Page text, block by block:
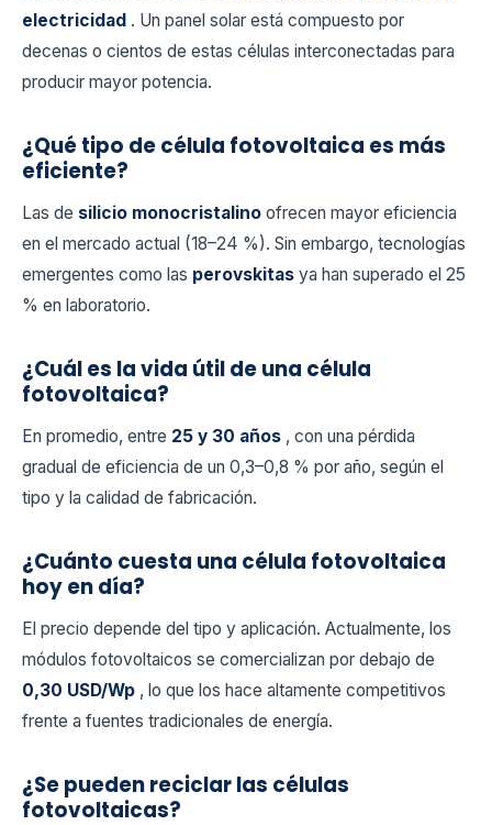
electricidad . Un panel solar está compuesto por
decenas o cientos de estas células interconectadas para
producir mayor potencia.
¿Qué tipo de célula fotovoltaica es más
eficiente?
Las de silicio monocristalino ofrecen mayor eficiencia
en el mercado actual (18–24 %). Sin embargo, tecnologías
emergentes como las perovskitas ya han superado el 25
% en laboratorio.
¿Cuál es la vida útil de una célula
fotovoltaica?
En promedio, entre 25 y 30 años , con una pérdida
gradual de eficiencia de un 0,3–0,8 % por año, según el
tipo y la calidad de fabricación.
¿Cuánto cuesta una célula fotovoltaica
hoy en día?
El precio depende del tipo y aplicación. Actualmente, los
módulos fotovoltaicos se comercializan por debajo de
0,30 USD/Wp , lo que los hace altamente competitivos
frente a fuentes tradicionales de energía.
¿Se pueden reciclar las células
fotovoltaicas?